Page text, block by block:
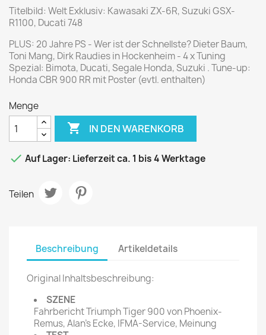
Titelbild: Welt Exklusiv: Kawasaki ZX-6R, Suzuki GSX-
R1100, Ducati 748
PLUS: 20 Jahre PS - Wer ist der Schnellste? Dieter Baum,
Toni Mang, Dirk Raudies in Hockenheim - 4 x Tuning
Spezial: Bimota, Ducati, Segale Honda, Suzuki . Tune-up:
Honda CBR 900 RR mit Poster (evtl. enthalten)
Menge
 IN DEN WARENKORB
 Auf Lager: Lieferzeit ca. 1 bis 4 Werktage
Teilen
Beschreibung Artikeldetails
Original Inhaltsbeschreibung:
SZENE
Fahrbericht Triumph Tiger 900 von Phoenix-
Remus, Alan's Ecke, IFMA-Service, Meinung